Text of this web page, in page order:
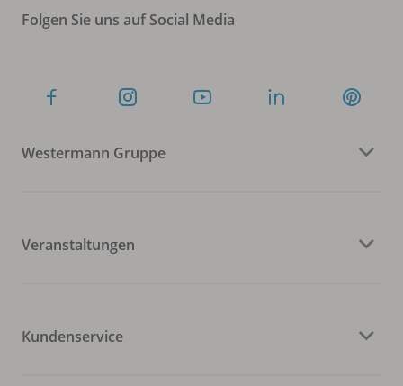
Folgen Sie uns auf Social Media
Westermann Gruppe
Veranstaltungen
Kundenservice